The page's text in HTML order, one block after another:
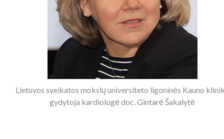
Lietuvos sveikatos mokslų universiteto ligoninės Kauno
gydytoja kardiologė doc. Gintarė Šakalytė